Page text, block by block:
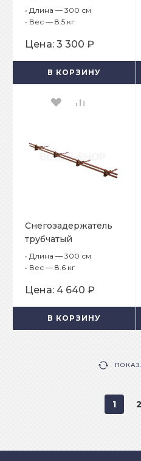
плоскоовальный
BORGE 25х45 мм, L-3
материалов на
основе битума
• Длина — 300 см
• Вес — 8.5 кг
Цена: 3 300 ₽
В КОРЗИНУ
Снегозадержатель
трубчатый
плоскоовальный
BORGE 25х45 мм, L-3
черепичной кровли
• Длина — 300 см
• Вес — 8.6 кг
Цена: 4 640 ₽
В КОРЗИНУ
1 2